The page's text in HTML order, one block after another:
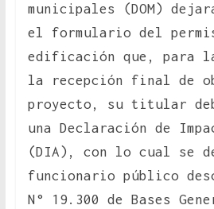
municipales (DOM)
el formulario del
edificación que, para
la recepción final de
proyecto, su titular
una Declaración de
(DIA), con lo cual se
funcionario público
N° 19.300 de Bases